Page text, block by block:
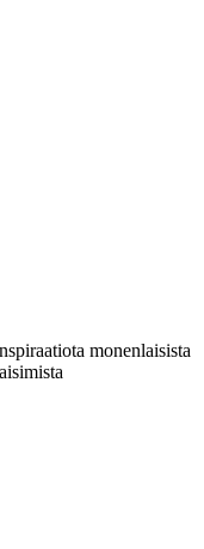
monenlaisista